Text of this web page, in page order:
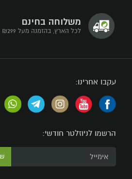
משלוחה בחינם
לכל הארץ, בהזמנה מעל ₪299
עקבו אחרינו:
הרשמו לניוזלטר חודשי: